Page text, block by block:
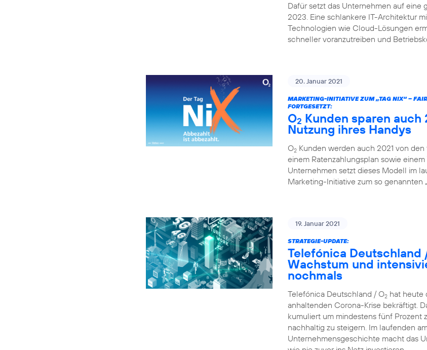
Dafür setzt das Unternehmen auf eine
2023. Eine schlankere IT-Architektur
Technologien wie Cloud-Lösungen
schneller voranzutreiben und
20. Januar 2021
MARKETING-INITIATIVE ZUM „TAG NIX“ –
FORTGESETZT:
O2 Kunden sparen auch
Nutzung ihres Handys
O2 Kunden werden auch 2021 von
einem Ratenzahlungsplan sowie
Unternehmen setzt dieses Modell im
Marketing-Initiative zum so genannten
19. Januar 2021
STRATEGIE-UPDATE:
Telefónica Deutschland
Wachstum und
nochmals
Telefónica Deutschland / O2 hat heute
anhaltenden Corona-Krise bekräftigt.
kumuliert um mindestens fünf Prozent
nachhaltig zu steigern. Im laufenden
Unternehmensgeschichte macht das